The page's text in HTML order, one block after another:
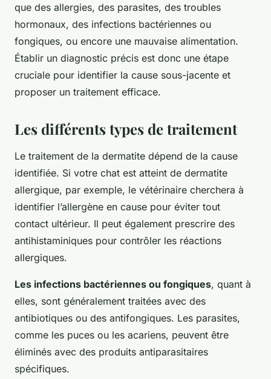
que des allergies, des parasites, des troubles
hormonaux, des infections bactériennes ou
fongiques, ou encore une mauvaise alimentation.
Établir un diagnostic précis est donc une étape
cruciale pour identifier la cause sous-jacente et
proposer un traitement efficace.
Les différents types de traitement
Le traitement de la dermatite dépend de la cause
identifiée. Si votre chat est atteint de dermatite
allergique, par exemple, le vétérinaire cherchera à
identifier l’allergène en cause pour éviter tout
contact ultérieur. Il peut également prescrire des
antihistaminiques pour contrôler les réactions
allergiques.
Les infections bactériennes ou fongiques, quant à
elles, sont généralement traitées avec des
antibiotiques ou des antifongiques. Les parasites,
comme les puces ou les acariens, peuvent être
éliminés avec des produits antiparasitaires
spécifiques.